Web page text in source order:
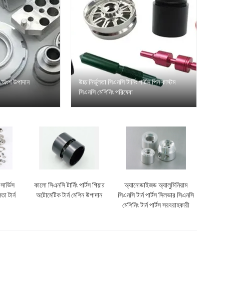
অংশ উপাদান
উচ্চ নির্ভুলতা সিএনসি টার্নিং পার্টস পিন কাস্টম
সিএনসি মেশিনিং পরিষেবা
টার্ন
কালো সিএনসি টার্নিং পার্টস গিয়ার
অটোমেটিক টার্ন মেশিন উপাদান
অ্যানোডাইজড অ্যালুমিনিয়াম
সিএনসি টার্ন পার্টস সিলভার সিএনসি
মেশিনিং টার্ন পার্টস সরবরাহকারী